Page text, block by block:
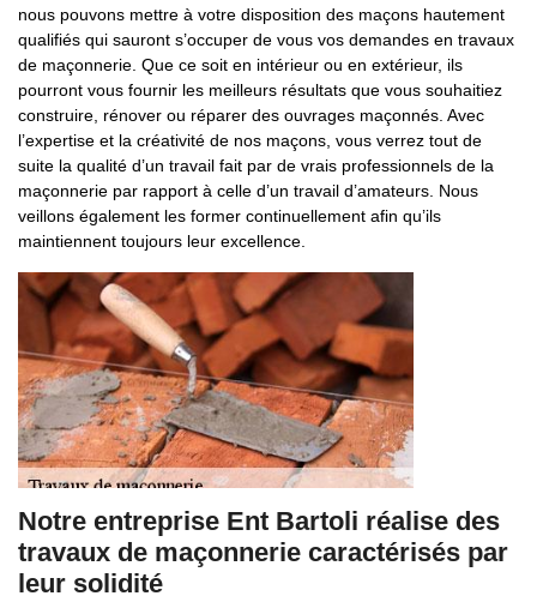
nous pouvons mettre à votre disposition des maçons hautement
qualifiés qui sauront s’occuper de vous vos demandes en travaux
de maçonnerie. Que ce soit en intérieur ou en extérieur, ils
pourront vous fournir les meilleurs résultats que vous souhaitiez
construire, rénover ou réparer des ouvrages maçonnés. Avec
l’expertise et la créativité de nos maçons, vous verrez tout de
suite la qualité d’un travail fait par de vrais professionnels de la
maçonnerie par rapport à celle d’un travail d’amateurs. Nous
veillons également les former continuellement afin qu’ils
maintiennent toujours leur excellence.
Notre entreprise Ent Bartoli réalise des
travaux de maçonnerie caractérisés par
leur solidité